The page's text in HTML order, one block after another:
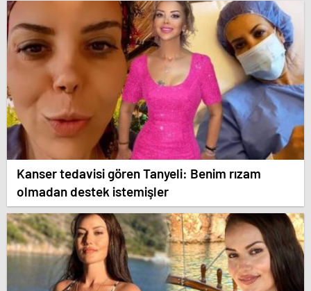
Kanser tedavisi gören Tanyeli: Benim rızam
olmadan destek istemişler